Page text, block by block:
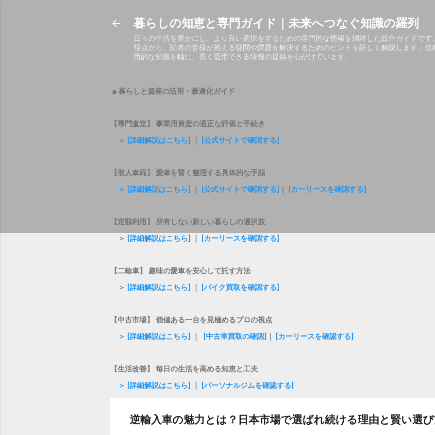
暮らしの知恵と専門ガイド｜未来へつなぐ知識の羅列
日々の生活を豊かにし、より良い選択をするための専門的な情報を網羅した総合ガイドで
視点から、読者の皆様が抱える疑問や課題を解決するためのヒントを詳しく解説します。
用的な知識を軸に、長く愛用できる情報の提供を心がけています。
■ 暮らしと資産の活用・最適化ガイド
【専門査定】 事業用資産の適正な評価と手続き
＞ [詳細解説はこちら]
[公式サイトで確認する]
【個人車両】 愛車を賢く整理する具体的な手順
＞ [詳細解説はこちら]
[公式サイトで確認する] [カーリースを確認する]
【定額利用】 所有しない新しい暮らしの選択肢
＞ [詳細解説はこちら]
[カーリースを確認する]
【二輪車】 趣味の愛車を安心して託す方法
＞ [詳細解説はこちら]
[バイク買取を確認する]
【中古市場】 価値ある一台を見極めるプロの視点
＞ [詳細解説はこちら]
[中古車買取の確認] [カーリースを確認する]
【生活改善】 毎日の生活を高める知恵と工夫
＞ [詳細解説はこちら]
[パーソナルジムを確認する]
逆輸入車の魅力とは？日本市場で選ばれ続ける理由と賢い選